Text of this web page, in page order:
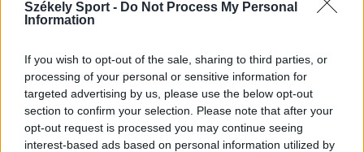
Székely Sport - Do Not Process My Personal
Information
If you wish to opt-out of the sale, sharing to third parties, or
processing of your personal or sensitive information for
targeted advertising by us, please use the below opt-out
section to confirm your selection. Please note that after your
opt-out request is processed you may continue seeing
interest-based ads based on personal information utilized by
A hosszabbításban dőlt el mindkét
párharc, Anglia és Argentína is a legjobb
négy között